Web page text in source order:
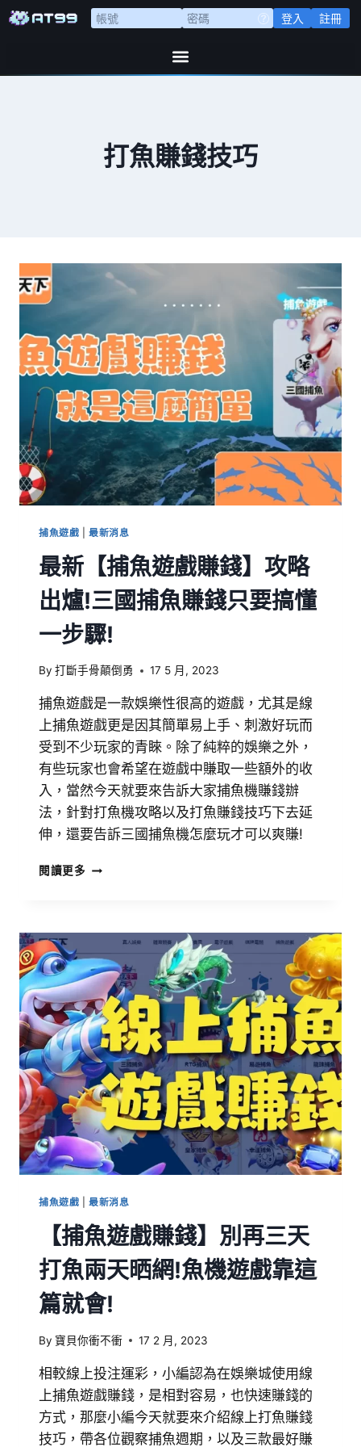
登入 註冊
打魚賺錢技巧
捕魚遊戲 |最新消息
最新【捕魚遊戲賺錢】攻略
出爐!三國捕魚賺錢只要搞懂
一步驟!
By 打斷手骨顛倒勇 17 5 月, 2023
捕魚遊戲是一款娛樂性很高的遊戲，尤其是線
上捕魚遊戲更是因其簡單易上手、刺激好玩而
受到不少玩家的青睞。除了純粹的娛樂之外，
有些玩家也會希望在遊戲中賺取一些額外的收
入，當然今天就要來告訴大家捕魚機賺錢辦
法，針對打魚機攻略以及打魚賺錢技巧下去延
伸，還要告訴三國捕魚機怎麼玩才可以爽賺!
閱讀更多
捕魚遊戲 |最新消息
【捕魚遊戲賺錢】別再三天
打魚兩天晒網!魚機遊戲靠這
篇就會!
By 寶貝你衝不衝 17 2 月, 2023
相較線上投注運彩，小編認為在娛樂城使用線
上捕魚遊戲賺錢，是相對容易，也快速賺錢的
方式，那麼小編今天就要來介紹線上打魚賺錢
技巧，帶各位觀察捕魚週期，以及三款最好賺